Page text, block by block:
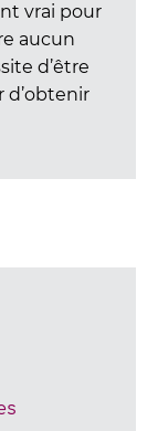
vrai pour
aucun
d’être
d’obtenir